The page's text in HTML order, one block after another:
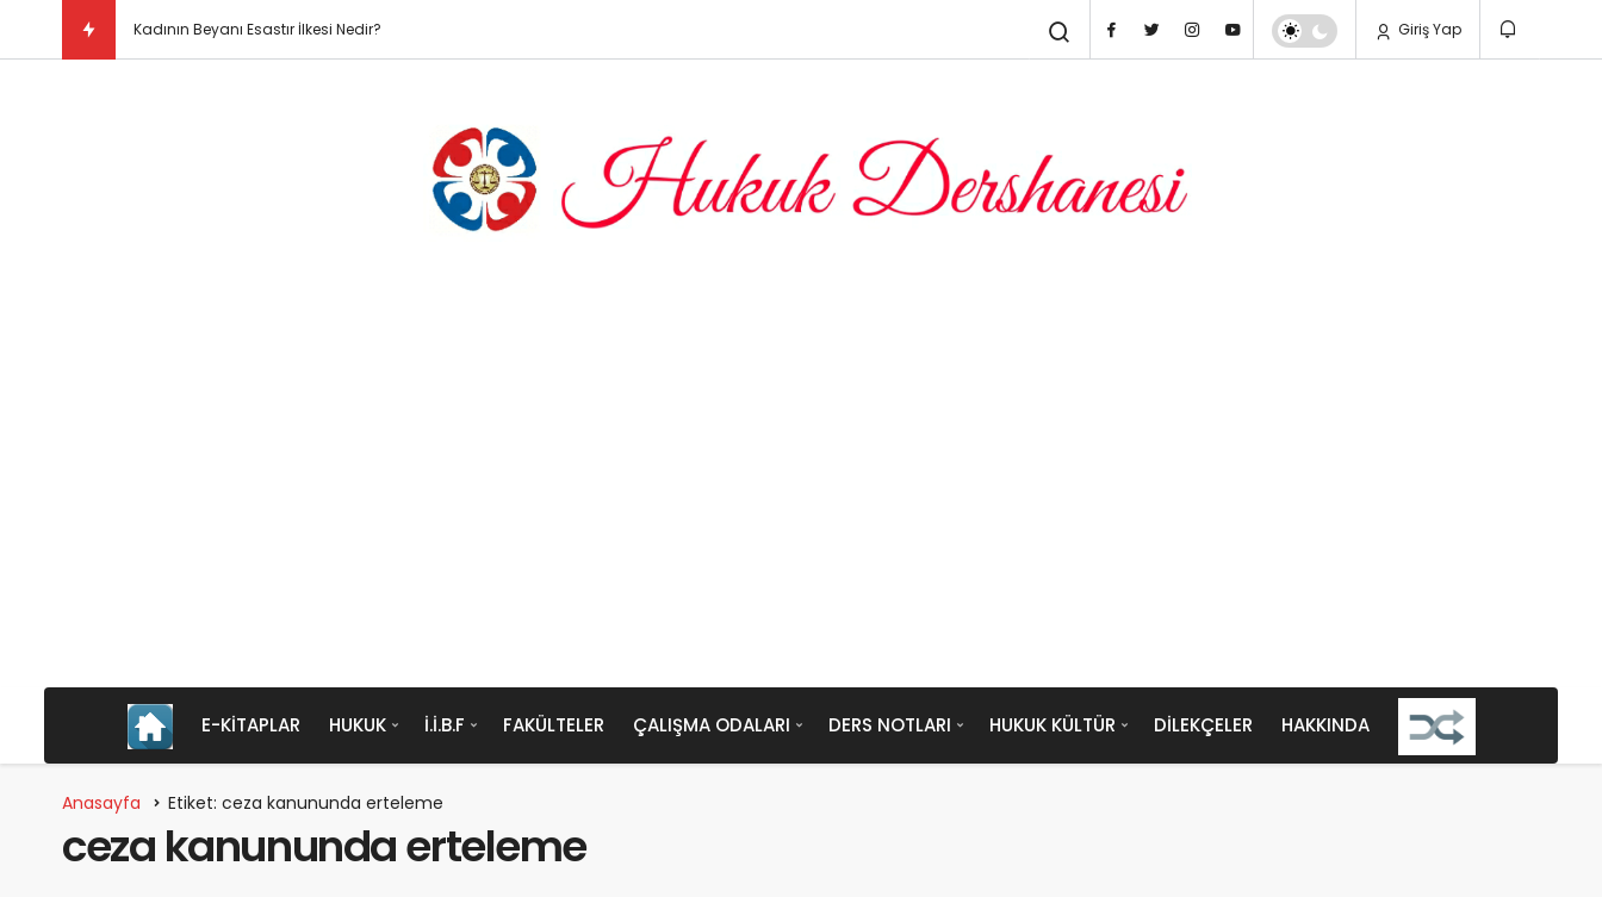
Kadının Beyanı Esastır İlkesi Nedir? Giriş Yap
E-KITAPLAR HUKUK İ.İ.B.F FAKÜLTELER ÇALIŞMA ODALARI DERS NOTLARI HUKUK KÜLTÜR DILEKÇELER HAKKINDA
Anasayfa Etiket: ceza kanununda erteleme
ceza kanununda erteleme